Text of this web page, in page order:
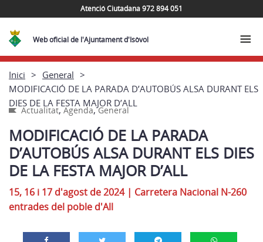
Atenció Ciutadana 972 894 051
Web oficial de l'Ajuntament d'Isòvol
Inici
General
MODIFICACIÓ DE LA PARADA D’AUTOBÚS ALSA DURANT ELS
DIES DE LA FESTA MAJOR D’ALL
Actualitat,Agenda,General
MODIFICACIÓ DE LA PARADA
D’AUTOBÚS ALSA DURANT ELS DIES
DE LA FESTA MAJOR D’ALL
15, 16 i 17 d'agost de 2024| Carretera Nacional N-260
entrades del poble d'All